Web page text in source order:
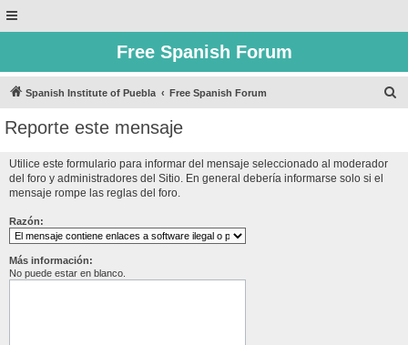
Free Spanish Forum
Spanish Institute of Puebla Free Spanish Forum
Reporte este mensaje
Utilice este formulario para informar del mensaje seleccionado al moderador
del foro y administradores del Sitio. En general debería informarse solo si el
mensaje rompe las reglas del foro.
Razón:
Más información:
No puede estar en blanco.